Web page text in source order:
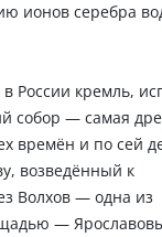
ионов серебра
России кремль,
собор — самая
времён и по сей
возведённый к
Волхов — одна из
—